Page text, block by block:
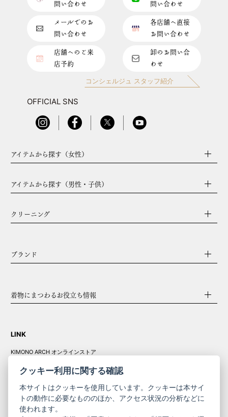
問い合わせ
問い合わせ
メールでのお
問い合わせ
各店舗へ直接
お問い合わせ
店舗へのご来
店予約
卸のお問い合
わせ
コンシェルジュ スタッフ紹介
OFFICIAL SNS
アイテムから探す（女性）
アイテムから探す（男性・子供）
クリーニング
ブランド
着物にまつわるお役立ち情報
LINK
KIMONO ARCH オンラインストア
クッキー利用に関する確認
本サイトはクッキーを使用しています。クッキーは本サイ
トの動作に必要なもののほか、アクセス状況の分析などに
使われます。